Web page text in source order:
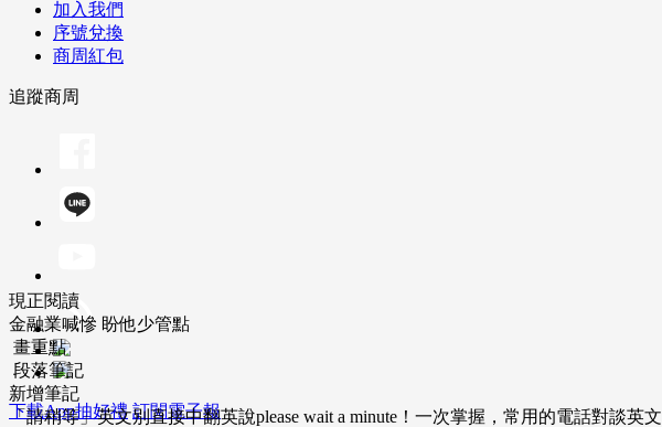
加入我們
序號兌換
商周紅包
追蹤商周
下載App抽好禮 訂閱電子報
現正閱讀
金融業喊慘 盼他少管點
畫重點
段落筆記
新增筆記
「請稍等」英文別直接中翻英說please wait a minute！一次掌握，常用的電話對談英文